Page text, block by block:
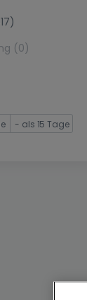
(0)
- als 15 Tage